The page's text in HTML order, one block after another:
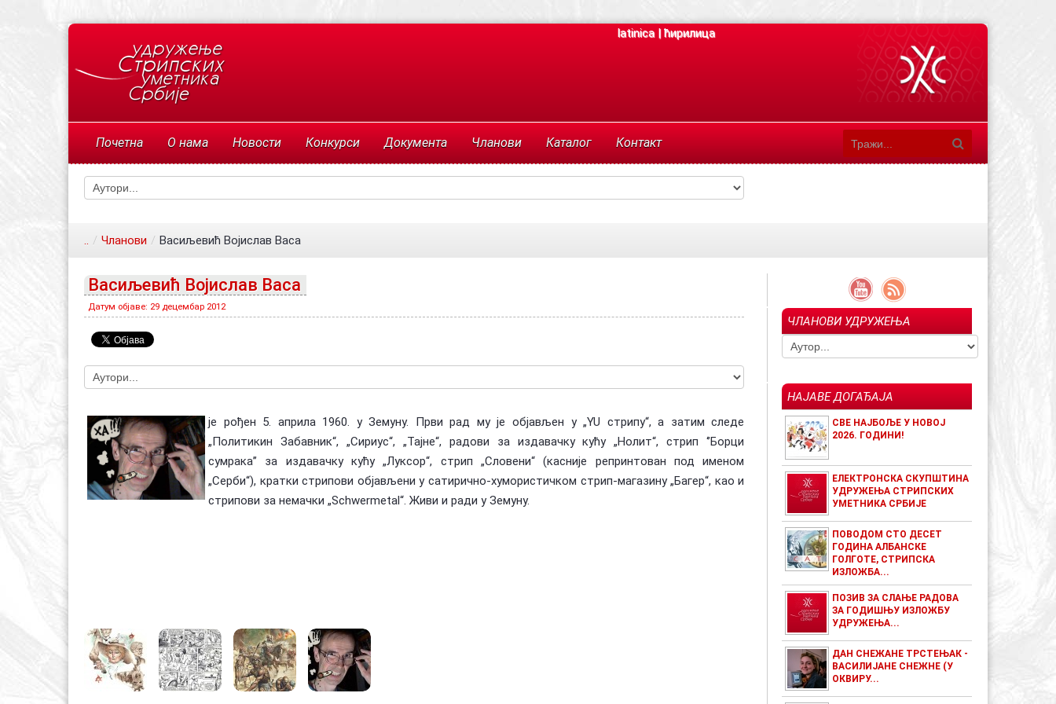
latinica|ћирилица
Почетна О нама Новости Конкурси Документа Чланови Каталог Контакт
.. / Чланови / Васиљевић Војислав Васа
Васиљевић Војислав Васа
Датум објаве: 29 децембар 2012
је рођен 5. априла 1960. у Земуну. Први рад му је објављен у „YU стрипу“, а затим следе
„Политикин Забавник“, „Сириус“, „Тајне“, радови за издавачку кућу „Нолит“, стрип ‘’Борци
сумрака’’ за издавачку кућу „Луксор“, стрип „Словени“ (касније репринтован под именом
„Серби“), кратки стрипови објављени у сатирично-хумористичком стрип-магазину „Багер“, као и
стрипови за немачки „Schwermetal“. Живи и ради у Земуну.
ЧЛАНОВИ УДРУЖЕЊА
НАЈАВЕ ДОГАЂАЈА
СВЕ НАЈБОЉЕ У НОВОЈ
2026. ГОДИНИ!
ЕЛЕКТРОНСКА СКУПШТИНА
УДРУЖЕЊА СТРИПСКИХ
УМЕТНИКА СРБИЈЕ
ПОВОДОМ СТО ДЕСЕТ
ГОДИНА АЛБАНСКЕ
ГОЛГОТЕ, СТРИПСКА
ИЗЛОЖБА...
ПОЗИВ ЗА СЛАЊЕ РАДОВА
ЗА ГОДИШЊУ ИЗЛОЖБУ
УДРУЖЕЊА...
ДАН СНЕЖАНЕ ТРСТЕЊАК -
ВАСИЛИЈАНЕ СНЕЖНЕ (У
ОКВИРУ...